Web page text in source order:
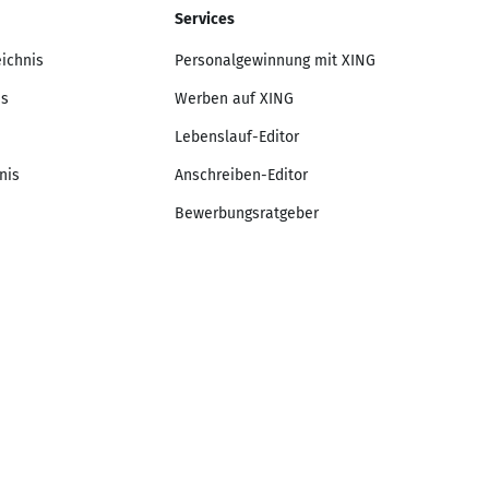
Services
Personalgewinnung mit XING
Werben auf XING
Lebenslauf-Editor
Anschreiben-Editor
Bewerbungsratgeber